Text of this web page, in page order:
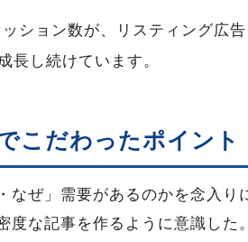
ション数が、リスティング広
長し続けています。
こだわったポイント
ぜ」需要があるのかを念入り
な記事を作るように意識した。